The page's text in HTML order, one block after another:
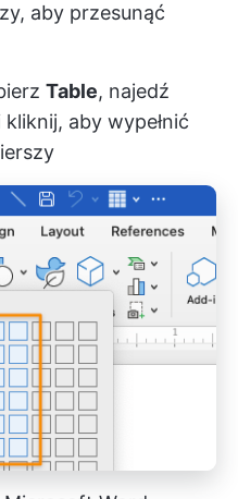
aby przesunąć
Table, najedź
aby wypełnić